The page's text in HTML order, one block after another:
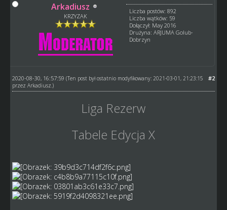
Arkadiusz
KRZYZAK
Liczba postów: 892
Liczba wątków: 59
Dołączył: May 2016
Drużyna: ARJUMA Golub-
Dobrzyn
#2
2020-08-30, 16:57:59 (Ten post był ostatnio modyfikowany: 2021-03-01, 21:23:15
przez Arkadiusz .)
Liga Rezerw
Tabele Edycja X